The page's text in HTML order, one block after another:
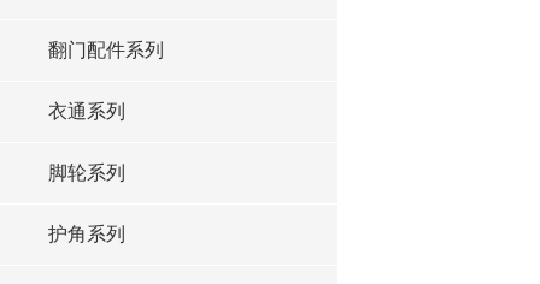
翻门配件系列
衣通系列
脚轮系列
护角系列